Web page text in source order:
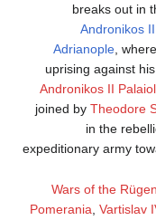
breaks out in
Andronikos
Adrianople,
uprising against
Andronikos II
joined by Theodore
in the
expeditionary army
Wars of the
Pomerania Vartislav